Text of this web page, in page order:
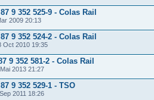
9 352 525-9 - Colas Rail
2009 20:13
9 352 524-2 - Colas Rail
Oct 2010 19:35
9 352 581-2 - Colas Rail
2013 21:27
9 352 529-1 - TSO
2011 18:26